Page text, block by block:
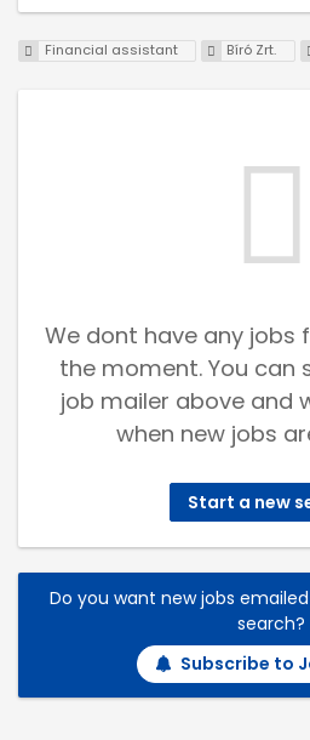
Financial assistant Bíró Zrt.
We dont have any jobs
the moment. You can
job mailer above and
when new jobs
Start a new
Do you want new jobs
search?
Subscribe to